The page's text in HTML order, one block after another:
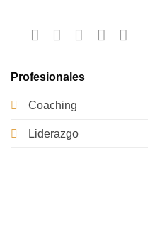
Profesionales
Coaching
Liderazgo